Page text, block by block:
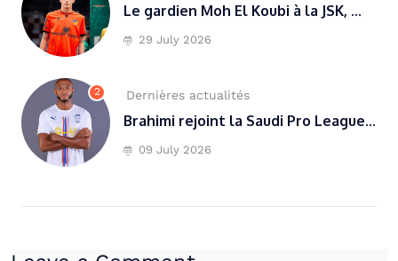
Le gardien Moh El Koubi à la JSK, ...
29 July 2026
2 Dernières actualités
Brahimi rejoint la Saudi Pro League...
09 July 2026